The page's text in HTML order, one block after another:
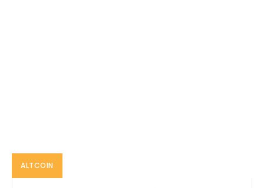
ALTCOIN